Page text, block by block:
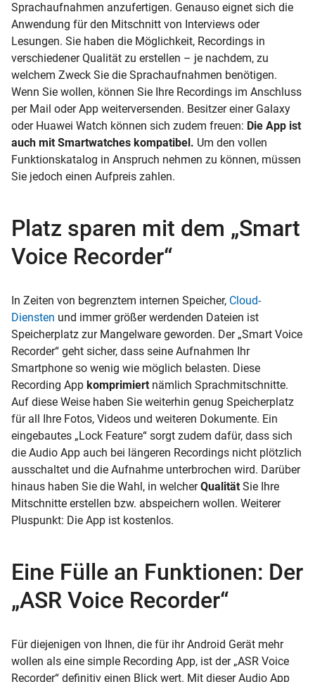
Sprachaufnahmen anzufertigen. Genauso eignet sich die
Anwendung für den Mitschnitt von Interviews oder
Lesungen. Sie haben die Möglichkeit, Recordings in
verschiedener Qualität zu erstellen – je nachdem, zu
welchem Zweck Sie die Sprachaufnahmen benötigen.
Wenn Sie wollen, können Sie Ihre Recordings im Anschluss
per Mail oder App weiterversenden. Besitzer einer Galaxy
oder Huawei Watch können sich zudem freuen: Die App ist
auch mit Smartwatches kompatibel. Um den vollen
Funktionskatalog in Anspruch nehmen zu können, müssen
Sie jedoch einen Aufpreis zahlen.
Platz sparen mit dem „Smart
Voice Recorder“
In Zeiten von begrenztem internen Speicher, Cloud-
Diensten und immer größer werdenden Dateien ist
Speicherplatz zur Mangelware geworden. Der „Smart Voice
Recorder“ geht sicher, dass seine Aufnahmen Ihr
Smartphone so wenig wie möglich belasten. Diese
Recording App komprimiert nämlich Sprachmitschnitte.
Auf diese Weise haben Sie weiterhin genug Speicherplatz
für all Ihre Fotos, Videos und weiteren Dokumente. Ein
eingebautes „Lock Feature“ sorgt zudem dafür, dass sich
die Audio App auch bei längeren Recordings nicht plötzlich
ausschaltet und die Aufnahme unterbrochen wird. Darüber
hinaus haben Sie die Wahl, in welcherQualität Sie Ihre
Mitschnitte erstellen bzw. abspeichern wollen. Weiterer
Pluspunkt: Die App ist kostenlos.
Eine Fülle an Funktionen: Der
„ASR Voice Recorder“
Für diejenigen von Ihnen, die für ihr Android Gerät mehr
wollen als eine simple Recording App, ist der „ASR Voice
Recorder“ definitiv einen Blick wert. Mit dieser Audio App